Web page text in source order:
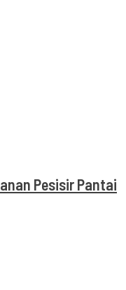
Pesisir Pantai